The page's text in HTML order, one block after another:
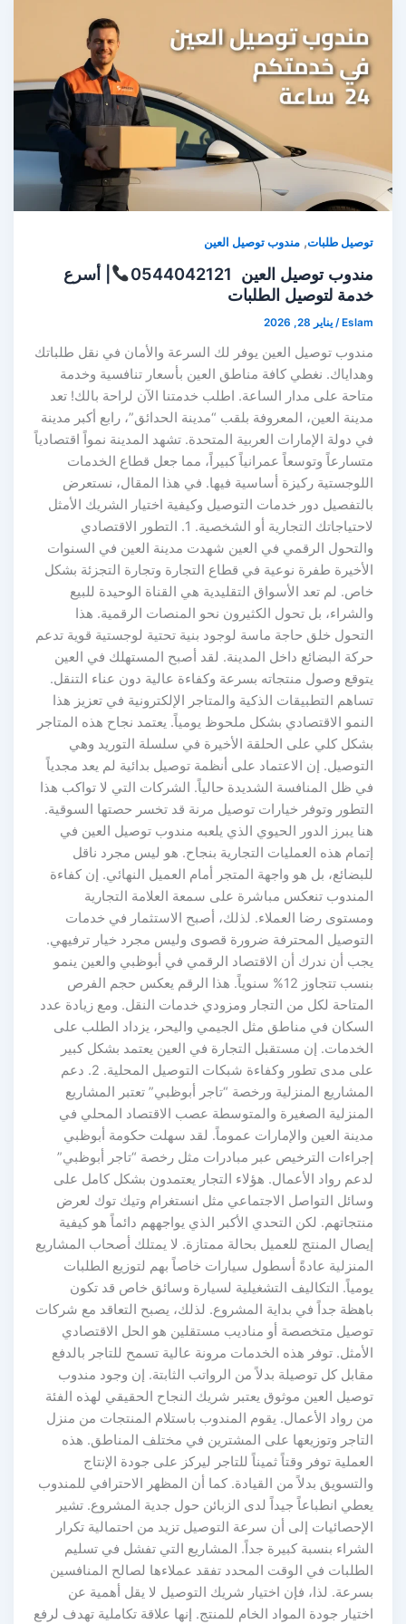
توصيل طلبات,مندوب توصيل العين
مندوب توصيل العين 0544042121
| أسرع
خدمة لتوصيل الطلبات
Eslam
/يناير 28, 2026
مندوب توصيل العين يوفر لك السرعة والأمان في نقل طلباتك
وهداياك. نغطي كافة مناطق العين بأسعار تنافسية وخدمة
متاحة على مدار الساعة. اطلب خدمتنا الآن لراحة بالك! تعد
مدينة العين، المعروفة بلقب “مدينة الحدائق”، رابع أكبر مدينة
في دولة الإمارات العربية المتحدة. تشهد المدينة نمواً اقتصادياً
متسارعاً وتوسعاً عمرانياً كبيراً، مما جعل قطاع الخدمات
اللوجستية ركيزة أساسية فيها. في هذا المقال، نستعرض
بالتفصيل دور خدمات التوصيل وكيفية اختيار الشريك الأمثل
لاحتياجاتك التجارية أو الشخصية. 1. التطور الاقتصادي
والتحول الرقمي في العين شهدت مدينة العين في السنوات
الأخيرة طفرة نوعية في قطاع التجارة وتجارة التجزئة بشكل
خاص. لم تعد الأسواق التقليدية هي القناة الوحيدة للبيع
والشراء، بل تحول الكثيرون نحو المنصات الرقمية. هذا
التحول خلق حاجة ماسة لوجود بنية تحتية لوجستية قوية تدعم
حركة البضائع داخل المدينة. لقد أصبح المستهلك في العين
يتوقع وصول منتجاته بسرعة وكفاءة عالية دون عناء التنقل.
تساهم التطبيقات الذكية والمتاجر الإلكترونية في تعزيز هذا
النمو الاقتصادي بشكل ملحوظ يومياً. يعتمد نجاح هذه المتاجر
بشكل كلي على الحلقة الأخيرة في سلسلة التوريد وهي
التوصيل. إن الاعتماد على أنظمة توصيل بدائية لم يعد مجدياً
في ظل المنافسة الشديدة حالياً. الشركات التي لا تواكب هذا
التطور وتوفر خيارات توصيل مرنة قد تخسر حصتها السوقية.
هنا يبرز الدور الحيوي الذي يلعبه مندوب توصيل العين في
إتمام هذه العمليات التجارية بنجاح. هو ليس مجرد ناقل
للبضائع، بل هو واجهة المتجر أمام العميل النهائي. إن كفاءة
المندوب تنعكس مباشرة على سمعة العلامة التجارية
ومستوى رضا العملاء. لذلك، أصبح الاستثمار في خدمات
التوصيل المحترفة ضرورة قصوى وليس مجرد خيار ترفيهي.
يجب أن ندرك أن الاقتصاد الرقمي في أبوظبي والعين ينمو
بنسب تتجاوز 12% سنوياً. هذا الرقم يعكس حجم الفرص
المتاحة لكل من التجار ومزودي خدمات النقل. ومع زيادة عدد
السكان في مناطق مثل الجيمي واليحر، يزداد الطلب على
الخدمات. إن مستقبل التجارة في العين يعتمد بشكل كبير
على مدى تطور وكفاءة شبكات التوصيل المحلية. 2. دعم
المشاريع المنزلية ورخصة “تاجر أبوظبي” تعتبر المشاريع
المنزلية الصغيرة والمتوسطة عصب الاقتصاد المحلي في
مدينة العين والإمارات عموماً. لقد سهلت حكومة أبوظبي
إجراءات الترخيص عبر مبادرات مثل رخصة “تاجر أبوظبي”
لدعم رواد الأعمال. هؤلاء التجار يعتمدون بشكل كامل على
وسائل التواصل الاجتماعي مثل انستغرام وتيك توك لعرض
منتجاتهم. لكن التحدي الأكبر الذي يواجههم دائماً هو كيفية
إيصال المنتج للعميل بحالة ممتازة. لا يمتلك أصحاب المشاريع
المنزلية عادةً أسطول سيارات خاصاً بهم لتوزيع الطلبات
يومياً. التكاليف التشغيلية لسيارة وسائق خاص قد تكون
باهظة جداً في بداية المشروع. لذلك، يصبح التعاقد مع شركات
توصيل متخصصة أو مناديب مستقلين هو الحل الاقتصادي
الأمثل. توفر هذه الخدمات مرونة عالية تسمح للتاجر بالدفع
مقابل كل توصيلة بدلاً من الرواتب الثابتة. إن وجود مندوب
توصيل العين موثوق يعتبر شريك النجاح الحقيقي لهذه الفئة
من رواد الأعمال. يقوم المندوب باستلام المنتجات من منزل
التاجر وتوزيعها على المشترين في مختلف المناطق. هذه
العملية توفر وقتاً ثميناً للتاجر ليركز على جودة الإنتاج
والتسويق بدلاً من القيادة. كما أن المظهر الاحترافي للمندوب
يعطي انطباعاً جيداً لدى الزبائن حول جدية المشروع. تشير
الإحصائيات إلى أن سرعة التوصيل تزيد من احتمالية تكرار
الشراء بنسبة كبيرة جداً. المشاريع التي تفشل في تسليم
الطلبات في الوقت المحدد تفقد عملاءها لصالح المنافسين
بسرعة. لذا، فإن اختيار شريك التوصيل لا يقل أهمية عن
اختيار جودة المواد الخام للمنتج. إنها علاقة تكاملية تهدف لرفع